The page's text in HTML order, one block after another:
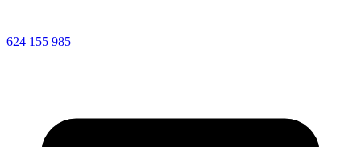
624 155 985